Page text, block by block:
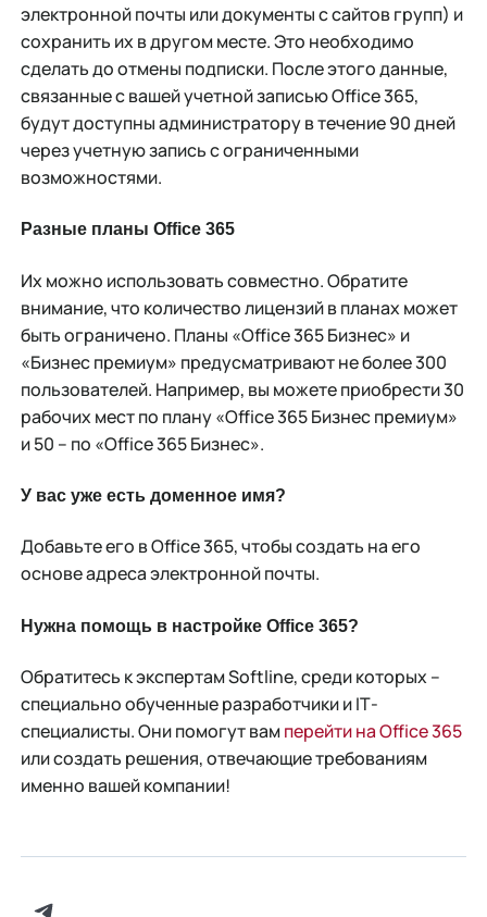
электронной почты или документы с сайтов групп) и
сохранить их в другом месте. Это необходимо
сделать до отмены подписки. После этого данные,
связанные с вашей учетной записью Office 365,
будут доступны администратору в течение 90 дней
через учетную запись с ограниченными
возможностями.
Разные планы Office 365
Их можно использовать совместно. Обратите
внимание, что количество лицензий в планах может
быть ограничено. Планы «Office 365 Бизнес» и
«Бизнес премиум» предусматривают не более 300
пользователей. Например, вы можете приобрести 30
рабочих мест по плану «Office 365 Бизнес премиум»
и 50 – по «Office 365 Бизнес».
У вас уже есть доменное имя?
Добавьте его в Office 365, чтобы создать на его
основе адреса электронной почты.
Нужна помощь в настройке Office 365?
Обратитесь к экспертам Softline, среди которых –
специально обученные разработчики и IТ-
специалисты. Они помогут вамперейти на Office 365
или создать решения, отвечающие требованиям
именно вашей компании!